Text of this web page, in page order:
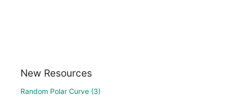
New Resources
Random Polar Curve (3)